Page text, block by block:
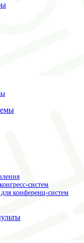
систем
конференц-систем